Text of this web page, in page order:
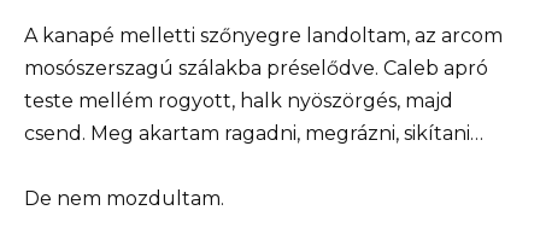
A kanapé melletti szőnyegre landoltam, az arcom
mosószerszagú szálakba préselődve. Caleb apró
teste mellém rogyott, halk nyöszörgés, majd
csend. Meg akartam ragadni, megrázni, sikítani…
De nem mozdultam.